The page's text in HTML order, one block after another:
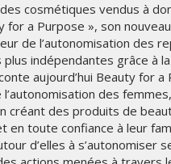
cosmétiques vendus à
for a Purpose », son
de l’autonomisation des
indépendantes grâce à
aujourd’hui Beauty for
l’autonomisation des
créant des produits de
en toute confiance à leur
d’elles à s’autonomiser
AFRICA : LES
DE
6 AVRIL 2026